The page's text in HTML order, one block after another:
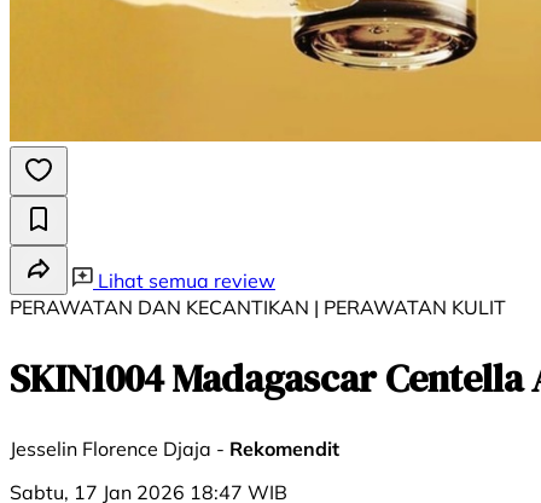
Lihat semua review
PERAWATAN DAN KECANTIKAN | PERAWATAN KULIT
SKIN1004 Madagascar
Jesselin Florence Djaja - Rekomendit
Sabtu, 17 Jan 2026 18:47 WIB